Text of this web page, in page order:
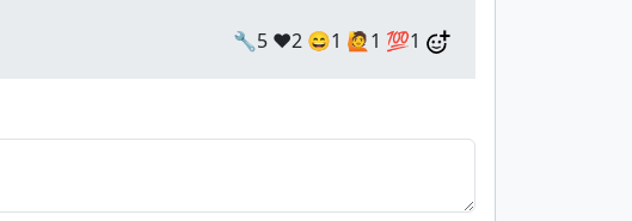
🔧5 ❤️2 😄1 🙋1 💯1